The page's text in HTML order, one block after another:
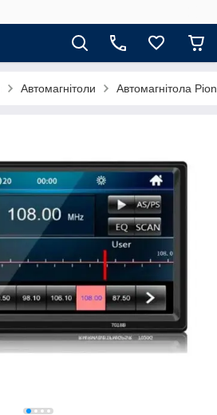
Автомагнітоли Автомагнітола